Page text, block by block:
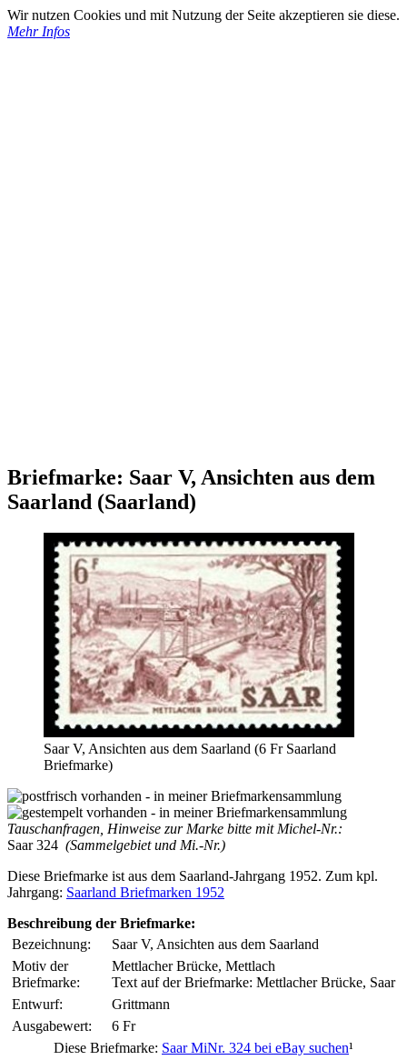
Wir nutzen Cookies und mit Nutzung der Seite akzeptieren sie diese.
Mehr Infos
Briefmarke: Saar V, Ansichten aus dem
Saarland (Saarland)
Saar V, Ansichten aus dem Saarland (6 Fr Saarland
Briefmarke)
Tauschanfragen, Hinweise zur Marke bitte mit Michel-Nr.:
Saar 324 (Sammelgebiet und Mi.-Nr.)
Diese Briefmarke ist aus dem Saarland-Jahrgang 1952. Zum kpl.
Jahrgang: Saarland Briefmarken 1952
Beschreibung der Briefmarke:
Bezeichnung:
Saar V, Ansichten aus dem Saarland
Motiv der
Briefmarke:
Mettlacher Brücke, Mettlach
Text auf der Briefmarke: Mettlacher Brücke, Saar
Entwurf:
Grittmann
Ausgabewert:
6 Fr
Diese Briefmarke: Saar MiNr. 324 bei eBay suchen¹